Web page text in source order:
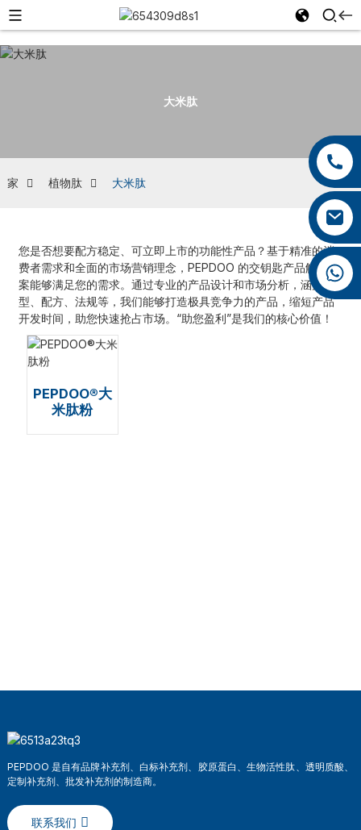
+86 13959222339
+86 18965423693
大米肽
家 植物肽 大米肽
您是否想要配方稳定、可立即上市的功能性产品？基于精准的消
费者需求和全面的市场营销理念，PEPDOO 的交钥匙产品解决方
案能够满足您的需求。通过专业的产品设计和市场分析，涵盖剂
型、配方、法规等，我们能够打造极具竞争力的产品，缩短产品
开发时间，助您快速抢占市场。“助您盈利”是我们的核心价值！
PEPDOO®大
米肽粉
PEPDOO 是自有品牌补充剂、白标补充剂、胶原蛋白、生物活性肽、透明质酸、
定制补充剂、批发补充剂的制造商。
联系我们